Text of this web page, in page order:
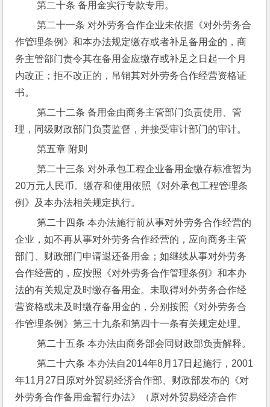
第二十条 备用金实行专款专用。
第二十一条 对外劳务合作企业未依据《对外劳务合
作管理条例》和本办法规定缴存或者补足备用金的，商
务主管部门责令其在备用金应缴存或补足之日起一个月
内改正；拒不改正的，吊销其对外劳务合作经营资格证
书。
第二十二条 备用金由商务主管部门负责使用、管
理，同级财政部门负责监督，并接受审计部门的审计。
第五章 附则
第二十三条 对外承包工程企业备用金缴存标准暂为
20万元人民币。缴存和使用依照《对外承包工程管理条
例》及本办法相关规定执行。
第二十四条 本办法施行前从事对外劳务合作经营的
企业，如不再从事对外劳务合作经营的，应向商务主管
部门、财政部门申请退还备用金；如继续从事对外劳务
合作经营的，应按照《对外劳务合作管理条例》和本办
法的有关规定及时缴存备用金。未取得对外劳务合作经
营资格或未及时缴存备用金的，分别按照《对外劳务合
作管理条例》第三十九条和第四十一条有关规定处理。
第二十五条 本办法由商务部会同财政部负责解释。
第二十六条 本办法自2014年8月17日起施行，2001
年11月27日原对外贸易经济合作部、财政部发布的《对
外劳务合作备用金暂行办法》（原对外贸易经济合作